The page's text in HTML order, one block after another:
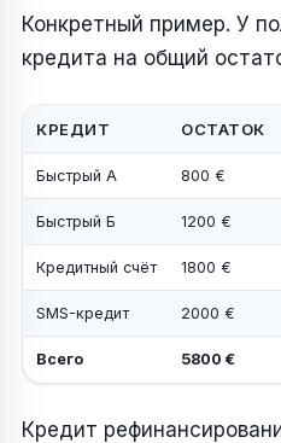
Конкретный пример. У
кредита на общий
КРЕДИТ ОСТАТОК
Быстрый А 800 €
Быстрый Б 1200 €
Кредитный счёт 1800 €
SMS-кредит 2000 €
Всего 5800 €
Кредит